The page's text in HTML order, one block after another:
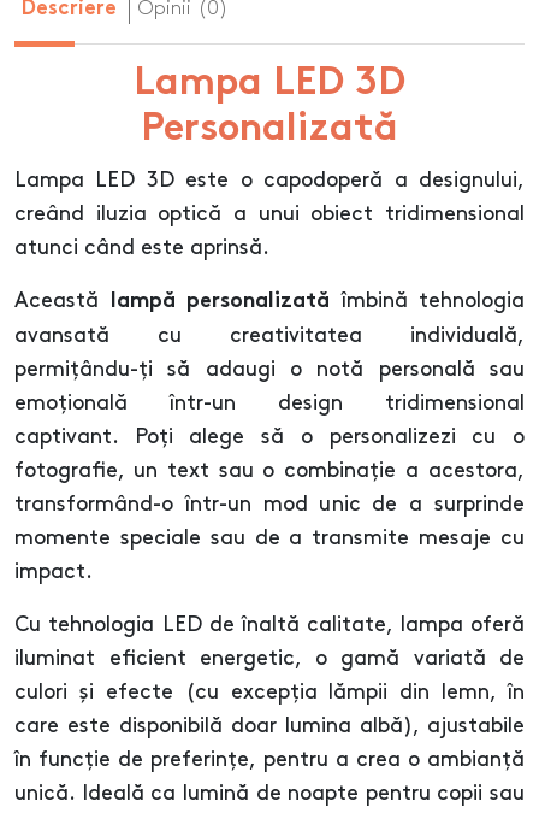
Descriere Opinii (0)
Lampa LED 3D
Personalizată
Lampa LED 3D este o capodoperă a designului,
creând iluzia optică a unui obiect tridimensional
atunci când este aprinsă.
Această lampă personalizată îmbină tehnologia
avansată cu creativitatea individuală,
permițându-ți să adaugi o notă personală sau
emoțională într-un design tridimensional
captivant. Poți alege să o personalizezi cu o
fotografie, un text sau o combinație a acestora,
transformând-o într-un mod unic de a surprinde
momente speciale sau de a transmite mesaje cu
impact.
Cu tehnologia LED de înaltă calitate, lampa oferă
iluminat eficient energetic, o gamă variată de
culori și efecte (cu excepția lămpii din lemn, în
care este disponibilă doar lumina albă), ajustabile
în funcție de preferințe, pentru a crea o ambianță
unică. Ideală ca lumină de noapte pentru copii sau